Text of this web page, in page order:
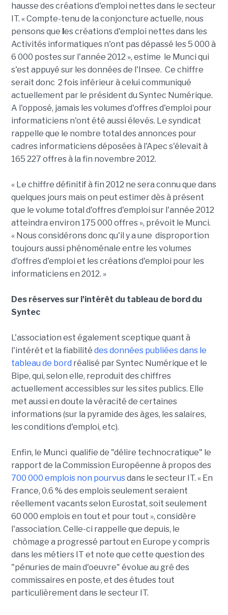
hausse des créations d'emploi nettes dans le secteur
IT. « Compte-tenu de la conjoncture actuelle, nous
pensons que es créations d'emploi nettes dans les
Activités informatiques n'ont pas dépassé les 5 000 à
6 000 postes sur l'année 2012 », estime le Munci qui
s'est appuyé sur les données de l'Insee. Ce chiffre
serait donc 2 fois inférieur à celui communiqué
actuellement par le président du Syntec Numérique.
A l'opposé, jamais les volumes d'offres d'emploi pour
informaticiens n'ont été aussi élevés. Le syndicat
rappelle que le nombre total des annonces pour
cadres informaticiens déposées à l'Apec s'élevait à
165 227 offres à la fin novembre 2012.
« Le chiffre définitif à fin 2012 ne sera connu que dans
quelques jours mais on peut estimer dès à présent
que le volume total d'offres d'emploi sur l'année 2012
atteindra environ 175 000 offres », prévoit le Munci.
« Nous considérons donc qu'il y a une disproportion
toujours aussi phénoménale entre les volumes
d'offres d'emploi et les créations d'emploi pour les
informaticiens en 2012. »
Des réserves sur l'intérêt du tableau de bord du
Syntec
L'association est également sceptique quant à
l'intérêt et la fiabilité des données publiées dans le
tableau de bord réalisé par Syntec Numérique et le
Bipe, qui, selon elle, reproduit des chiffres
actuellement accessibles sur les sites publics. Elle
met aussi en doute la véracité de certaines
informations (sur la pyramide des âges, les salaires,
les conditions d'emploi, etc).
Enfin, le Munci qualifie de "délire technocratique" le
rapport de la Commission Européenne à propos des
700 000 emplois non pourvusdans le secteur IT. « En
France, 0.6 % des emplois seulement seraient
réellement vacants selon Eurostat, soit seulement
60 000 emplois en tout et pour tout », considère
l'association. Celle-ci rappelle que depuis, le
chômage a progressé partout en Europe y compris
dans les métiers IT et note que cette question des
"pénuries de main d'oeuvre" évolue au gré des
commissaires en poste, et des études tout
particulièrement dans le secteur IT.